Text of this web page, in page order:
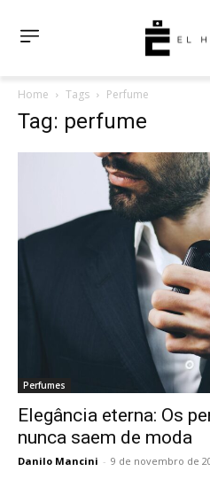
Home Tags Perfume
Tag: perfume
Perfumes
Elegância eterna: Os
nunca saem de moda
Danilo Mancini - 9 de novembro de